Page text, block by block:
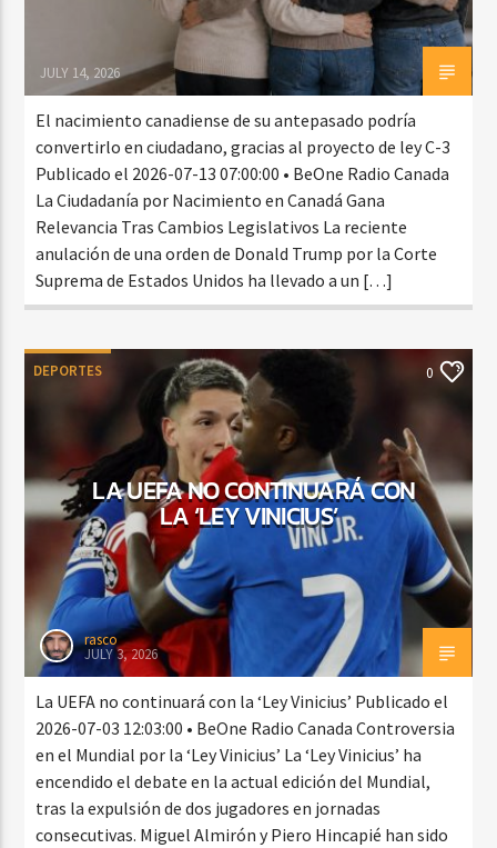
JULY 14, 2026
El nacimiento canadiense de su antepasado podría
convertirlo en ciudadano, gracias al proyecto de ley C-3
Publicado el 2026-07-13 07:00:00 • BeOne Radio Canada
La Ciudadanía por Nacimiento en Canadá Gana
Relevancia Tras Cambios Legislativos La reciente
anulación de una orden de Donald Trump por la Corte
Suprema de Estados Unidos ha llevado a un […]
DEPORTES 0
LA UEFA NO CONTINUARÁ CON
LA ‘LEY VINICIUS’
rasco
JULY 3, 2026
La UEFA no continuará con la ‘Ley Vinicius’ Publicado el
2026-07-03 12:03:00 • BeOne Radio Canada Controversia
en el Mundial por la ‘Ley Vinicius’ La ‘Ley Vinicius’ ha
encendido el debate en la actual edición del Mundial,
tras la expulsión de dos jugadores en jornadas
consecutivas. Miguel Almirón y Piero Hincapié han sido